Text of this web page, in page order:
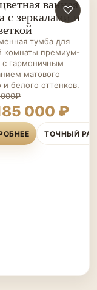
ДЛЯ
НА ЗАКАЗ
♡
ванная
с зеркалами и
тумба для
комнаты премиум-
с гармоничным
матового
и белого оттенков.
000₽
000 ₽
ТОЧНЫЙ